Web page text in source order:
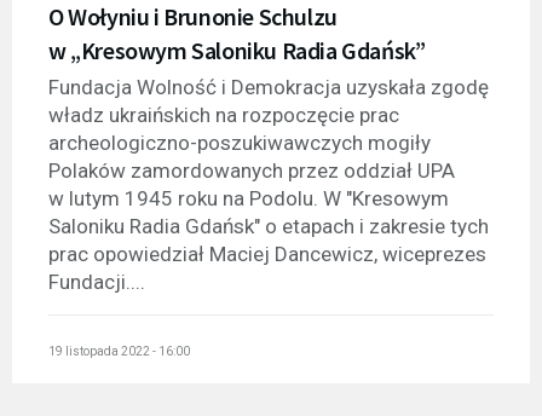
O Wołyniu i Brunonie Schulzu
w „Kresowym Saloniku Radia Gdańsk”
Fundacja Wolność i Demokracja uzyskała zgodę
władz ukraińskich na rozpoczęcie prac
archeologiczno-poszukiwawczych mogiły
Polaków zamordowanych przez oddział UPA
w lutym 1945 roku na Podolu. W "Kresowym
Saloniku Radia Gdańsk" o etapach i zakresie tych
prac opowiedział Maciej Dancewicz, wiceprezes
Fundacji....
19 listopada 2022 - 16:00